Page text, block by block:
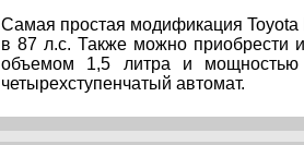
Самая простая модификация
в 87 л.с. Также можно приобрести
объемом 1,5 литра и
четырехступенчатый автомат.